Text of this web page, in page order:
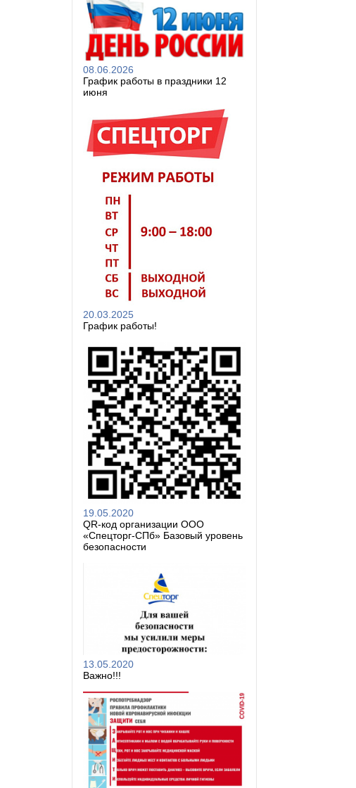
08.06.2026
График работы в праздники 12
июня
20.03.2025
График работы!
19.05.2020
QR-код организации ООО
«Спецторг-СПб» Базовый уровень
безопасности
13.05.2020
Важно!!!